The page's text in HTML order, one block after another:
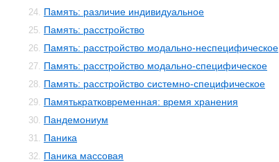
24. Память: различие индивидуальное
25. Память: расстройство
26. Память: расстройство модально-неспецифическое
27. Память: расстройство модально-специфическое
28. Память: расстройство системно-специфическое
29. Памятькратковременная: время хранения
30. Пандемониум
31. Паника
32. Паника массовая